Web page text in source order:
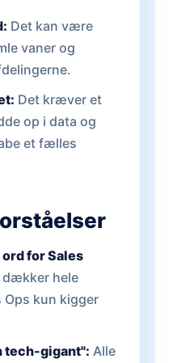
Det kan være
vaner og
Det kræver et
op i data og
et fælles
for Sales
dækker hele
Ops kun kigger
tech-gigant": Alle